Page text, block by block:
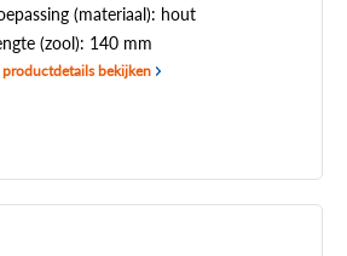
(materiaal): hout
(zool): 140 mm
productdetails bekijken